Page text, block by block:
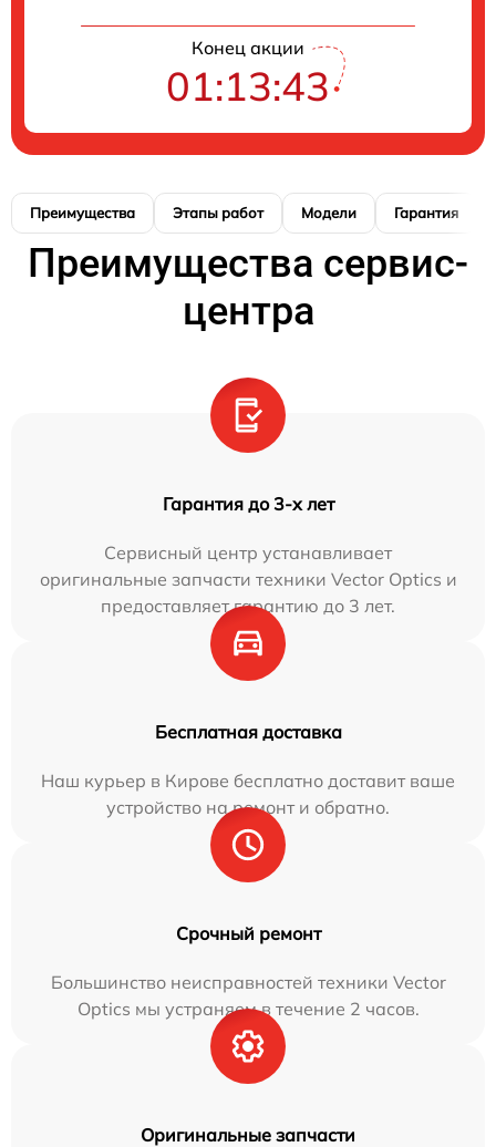
Конец акции
01:13:42
Преимущества Этапы работ Модели Гарантия
Преимущества сервис-
центра
Гарантия до 3-х лет
Сервисный центр устанавливает
оригинальные запчасти техники Vector Optics и
предоставляет гарантию до 3 лет.
Бесплатная доставка
Наш курьер в Кирове бесплатно доставит ваше
устройство на ремонт и обратно.
Срочный ремонт
Большинство неисправностей техники Vector
Optics мы устраняем в течение 2 часов.
Оригинальные запчасти